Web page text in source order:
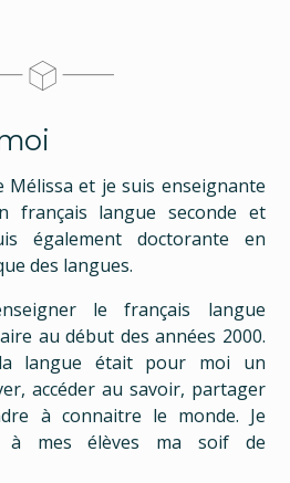
Mélissa et je suis enseignante
français langue seconde et
également doctorante en
des langues.
le français langue
au début des années 2000.
la langue était pour moi un
accéder au savoir, partager
à connaitre le monde. Je
à mes élèves ma soif de